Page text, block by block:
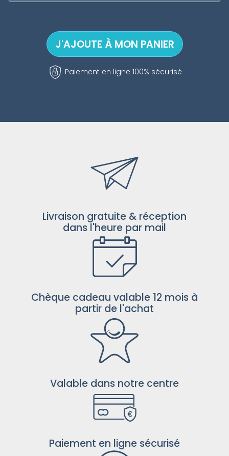
Paiement en ligne 100% sécurisé
Livraison gratuite & réception
dans l'heure par mail
Chèque cadeau valable 12 mois à
partir de l'achat
Valable dans notre centre
Paiement en ligne sécurisé